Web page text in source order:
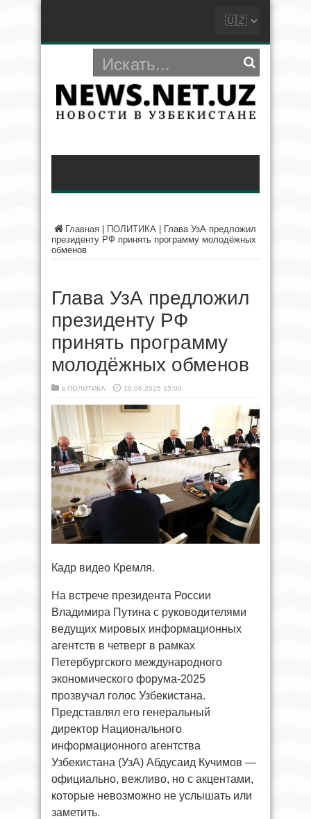
Главная ПОЛИТИКА
Глава УзА предложил
президенту РФ принять программу молодёжных
обменов
Глава УзА предложил
президенту РФ
принять программу
молодёжных обменов
в ПОЛИТИКА 19.06.2025 15:00
Кадр видео Кремля.
На встрече президента России
Владимира Путина с руководителями
ведущих мировых информационных
агентств в четверг в рамках
Петербургского международного
экономического форума-2025
прозвучал голос Узбекистана.
Представлял его генеральный
директор Национального
информационного агентства
Узбекистана (УзА) Абдусаид Кучимов —
официально, вежливо, но с акцентами,
которые невозможно не услышать или
заметить.